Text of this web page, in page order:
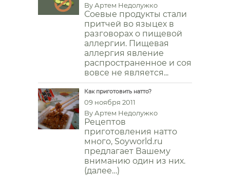
By Артем Недолужко
Соевые продукты стали
притчей во языцех в
разговорах о пищевой
аллергии. Пищевая
аллергия явление
распространенное и соя
вовсе не является...
Как приготовить натто?
09 ноября 2011
By Артем Недолужко
Рецептов
приготовления натто
много, Soyworld.ru
предлагает Вашему
вниманию один из них.
(далее…)